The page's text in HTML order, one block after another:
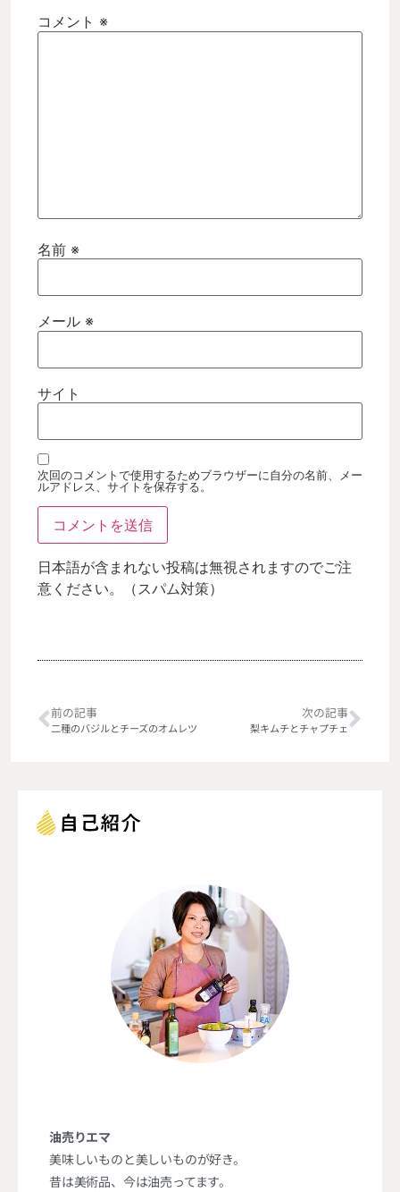
コメント ※
名前 ※
メール ※
サイト
次回のコメントで使用するためブラウザーに自分の名前、メー
ルアドレス、サイトを保存する。
日本語が含まれない投稿は無視されますのでご注
意ください。（スパム対策）
前の記事
二種のバジルとチーズのオムレツ
次の記事
梨キムチとチャプチェ
油売りエマ
美味しいものと美しいものが好き。
昔は美術品、今は油売ってます。